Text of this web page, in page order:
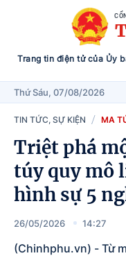
Trang tin điện tử của Ủy
Thứ Sáu, 07/08/2026
TIN TỨC, SỰ KIỆN MA
Triệt phá
túy quy mô
hình sự 5
26/05/2026 14:27
(Chinhphu.vn) - Từ